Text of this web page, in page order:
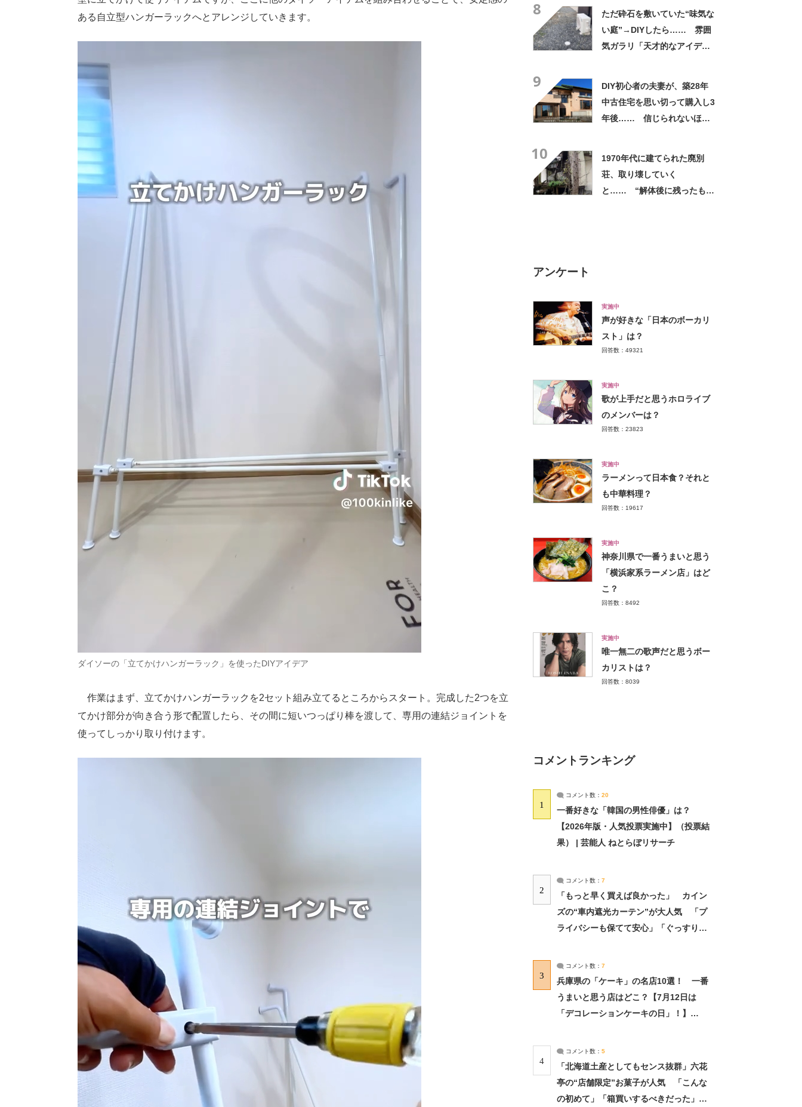
ある自立型ハンガーラックへとアレンジしていきます。
ダイソーの「立てかけハンガーラック」を使ったDIYアイデア
作業はまず、立てかけハンガーラックを2セット組み立てるところからスタート。完成した2つを立
てかけ部分が向き合う形で配置したら、その間に短いつっぱり棒を渡して、専用の連結ジョイントを
使ってしっかり取り付けます。
8
ただ砕石を敷いていた“味気な
い庭”→DIYしたら…… 雰囲
気ガラリ「天才的なアイデ
9
DIY初心者の夫妻が、築28年
中古住宅を思い切って購入し3
年後…… 信じられないほど
10
1970年代に建てられた廃別
荘、取り壊していく
と…… “解体後に残ったも
アンケート
実施中
声が好きな「日本のボーカリ
スト」は？
回答数：49321
実施中
歌が上手だと思うホロライブ
のメンバーは？
回答数：23823
実施中
ラーメンって日本食？それと
も中華料理？
回答数：19617
実施中
神奈川県で一番うまいと思う
「横浜家系ラーメン店」はど
こ？
回答数：8492
実施中
唯一無二の歌声だと思うボー
カリストは？
回答数：8039
コメントランキング
1
コメント数： 20
一番好きな「韓国の男性俳優」は？
【2026年版・人気投票実施中】（投票結
果） | 芸能人 ねとらぼリサーチ
2
コメント数： 7
「もっと早く買えば良かった」 カイン
ズの“車内遮光カーテン”が大人気 「プ
ライバシーも保てて安心」「ぐっすり眠
3
コメント数： 7
兵庫県の「ケーキ」の名店10選！ 一番
うまいと思う店はどこ？【7月12日は
「デコレーションケーキの日」！】
4
コメント数： 5
「北海道土産としてもセンス抜群」六花
亭の“店舗限定”お菓子が人気 「こんな
の初めて」「箱買いするべきだった」